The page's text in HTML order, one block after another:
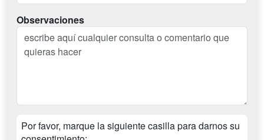
Observaciones
Por favor, marque la siguiente casilla para darnos su